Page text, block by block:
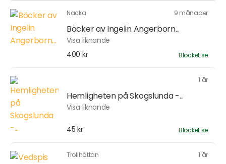
Nacka 9 månader
Böcker av Ingelin Angerborn...
Visa liknande
400 kr
Blocket.se
1 år
Hemligheten på Skogslunda -...
Visa liknande
45 kr Blocket.se
Trollhättan 1 år